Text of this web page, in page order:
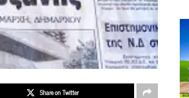
Share on Twitter